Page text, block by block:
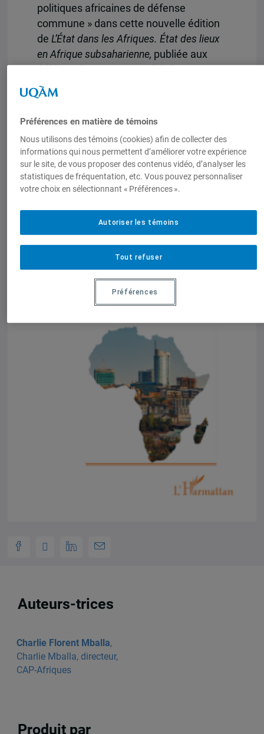
politiques africaines de défense
commune » dans cette nouvelle édition
de L’État dans les Afriques. État des lieux
en Afrique subsaharienne, publiée aux
Charlie Mballa.
Auteurs-trices
Charlie Florent Mballa,
Charlie Mballa, directeur,
CAP-Afriques
Produit par
Préférences en matière de témoins
Nous utilisons des témoins (cookies) afin de collecter des
informations qui nous permettent d’améliorer votre expérience
sur le site, de vous proposer des contenus vidéo, d’analyser les
statistiques de fréquentation, etc. Vous pouvez personnaliser
votre choix en sélectionnant « Préférences ».
Tout refuser
Autoriser les témoins
Préférences